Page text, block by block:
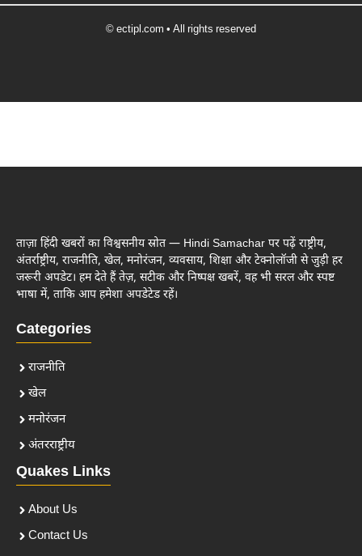
© ectipl.com • All rights reserved
ताज़ा हिंदी खबरों का विश्वसनीय स्रोत — Hindi Samachar पर पढ़ें राष्ट्रीय,
अंतर्राष्ट्रीय, राजनीति, खेल, मनोरंजन, व्यवसाय, शिक्षा और टेक्नोलॉजी से जुड़ी हर
जरूरी अपडेट। हम देते हैं तेज़, सटीक और निष्पक्ष खबरें, वह भी सरल और स्पष्ट
भाषा में, ताकि आप हमेशा अपडेटेड रहें।
Categories
राजनीति
खेल
मनोरंजन
अंतरराष्ट्रीय
Quakes Links
About Us
Contact Us